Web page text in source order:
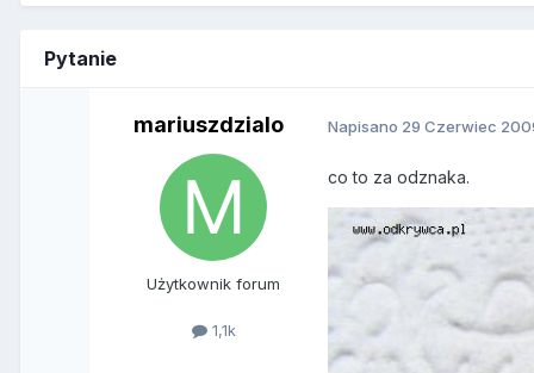
Pytanie
mariuszdzialo
Użytkownik forum
1,1k
Napisano 29 Czerwiec
co to za odznaka.